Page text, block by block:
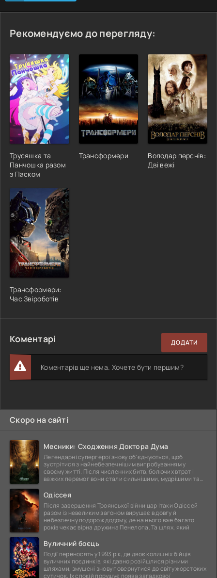
Рекомендуємо до перегляду:
Трусяшка та
Панчошка разом
з Паском
Трансформери
Володар перснів:
Дві вежі
Трансформери:
Час Звіроботів
Коментарі ДОДАТИ
Коментарів ще нема. Хочете бути першим?
Скоро на сайті
Месники: Сходження Доктора Дума
Легендарні супергерої знову об'єднуються, щоб
зустрітися з найнебезпечнішим випробуванням у
своєму житті. Після численних битв, болючих втрат і
важких перемог вони стали сильнішими, мудрішими та
Одіссея
Після завершення Троянської війни цар Ітаки Одіссей
разом із невеликим загоном вирушає в довгу й
небезпечну подорож додому, де на нього вже багато
років чекає вірна дружина Пенелопа. Та шлях, який
Вуличний боєць
Події переносять у 1993 рік, де двоє колишніх бійців
вуличних поєдинків, які давно розійшлися різними
шляхами, змушені знову повернутися до світу жорстоких
сутичок. Їх спокій порушує поява загадкової